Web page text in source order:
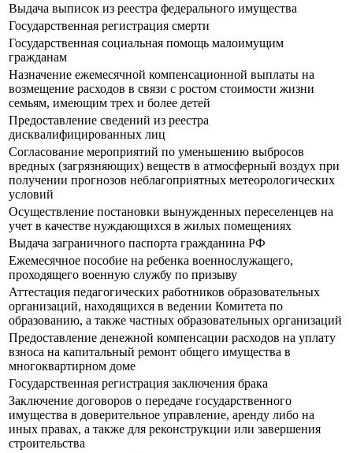
Выдача выписок из реестра федерального имущества
Государственная регистрация смерти
Государственная социальная помощь малоимущим
гражданам
Назначение ежемесячной компенсационной выплаты на
возмещение расходов в связи с ростом стоимости жизни
семьям, имеющим трех и более детей
Предоставление сведений из реестра
дисквалифицированных лиц
Согласование мероприятий по уменьшению выбросов
вредных (загрязняющих) веществ в атмосферный воздух при
получении прогнозов неблагоприятных метеорологических
условий
Осуществление постановки вынужденных переселенцев на
учет в качестве нуждающихся в жилых помещениях
Выдача заграничного паспорта гражданина РФ
Ежемесячное пособие на ребенка военнослужащего,
проходящего военную службу по призыву
Аттестация педагогических работников образовательных
организаций, находящихся в ведении Комитета по
образованию, а также частных образовательных организаций
Предоставление денежной компенсации расходов на уплату
взноса на капитальный ремонт общего имущества в
многоквартирном доме
Государственная регистрация заключения брака
Заключение договоров о передаче государственного
имущества в доверительное управление, аренду либо на
иных правах, а также для реконструкции или завершения
строительства